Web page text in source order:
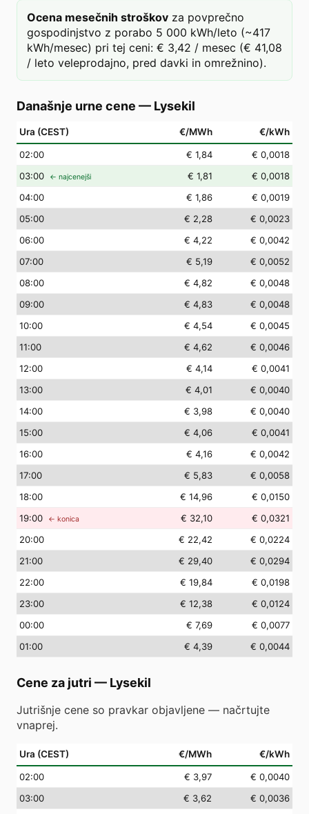
Ocena mesečnih stroškov za povprečno
gospodinjstvo z porabo 5 000 kWh/leto (~417
kWh/mesec) pri tej ceni: € 3,42 / mesec (€ 41,08
/ leto veleprodajno, pred davki in omrežnino).
Današnje urne cene — Lysekil
Ura (CEST) €/MWh €/kWh
02:00 € 1,84
€ 0,0018
03:00 ← najcenejši € 1,81
€ 0,0018
04:00 € 1,86
€ 0,0019
05:00 € 2,28
€ 0,0023
06:00 € 4,22
€ 0,0042
07:00 € 5,19
€ 0,0052
08:00 € 4,82
€ 0,0048
09:00 € 4,83
€ 0,0048
10:00 € 4,54
€ 0,0045
11:00 € 4,62
€ 0,0046
12:00 € 4,14
€ 0,0041
13:00 € 4,01
€ 0,0040
14:00 € 3,98
€ 0,0040
15:00 € 4,06
€ 0,0041
16:00 € 4,16
€ 0,0042
17:00 € 5,83
€ 0,0058
18:00 € 14,96
€ 0,0150
19:00 ← konica € 32,10
€ 0,0321
20:00 € 22,42
€ 0,0224
21:00 € 29,40
€ 0,0294
22:00 € 19,84
€ 0,0198
23:00 € 12,38
€ 0,0124
00:00 € 7,69
€ 0,0077
01:00 € 4,39 € 0,0044
Cene za jutri — Lysekil
Jutrišnje cene so pravkar objavljene — načrtujte
vnaprej.
Ura (CEST) €/MWh €/kWh
02:00 € 3,97
€ 0,0040
03:00 € 3,62
€ 0,0036